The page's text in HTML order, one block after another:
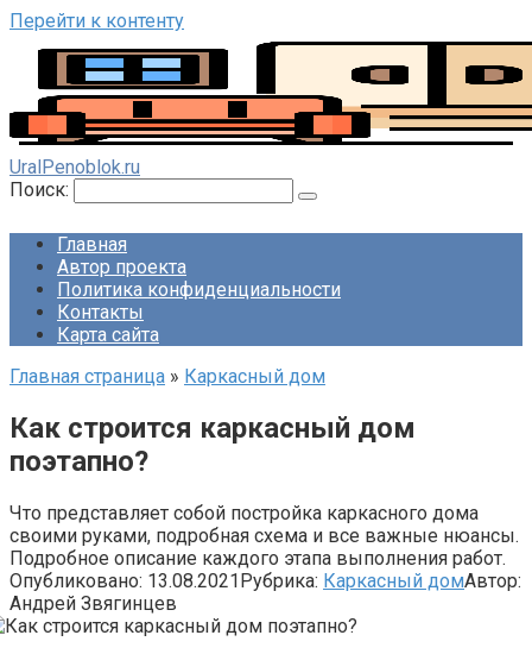
Перейти к контенту
UralPenoblok.ru
Поиск:
Главная
Автор проекта
Политика конфиденциальности
Контакты
Карта сайта
Главная страница » Каркасный дом
Как строится каркасный дом
поэтапно?
Что представляет собой постройка каркасного дома
своими руками, подробная схема и все важные нюансы.
Подробное описание каждого этапа выполнения работ.
Опубликовано: 13.08.2021Рубрика: Каркасный домАвтор:
Андрей Звягинцев